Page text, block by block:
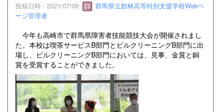
投稿日時 : 2021/07/09
群馬県立館林高等特別支援学校Webペ
ージ管理者
今年も高崎市で群馬県障害者技能競技大会が開催されまし
た。本校は喫茶サービスB部門とビルクリーニングB部門に出
場し、ビルクリーニングB部門においては、見事、金賞と銅
賞を受賞することができました。